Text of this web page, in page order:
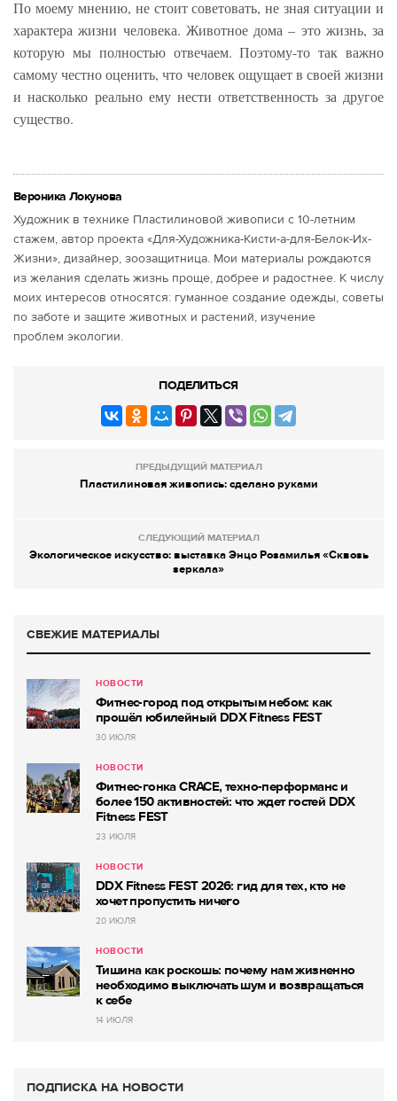
По моему мнению, не стоит советовать, не зная ситуации и
характера жизни человека. Животное дома – это жизнь, за
которую мы полностью отвечаем. Поэтому-то так важно
самому честно оценить, что человек ощущает в своей жизни
и насколько реально ему нести ответственность за другое
существо.
Вероника Локунова
Художник в технике Пластилиновой живописи c 10-летним
стажем, автор проекта «Для-Художника-Кисти-а-для-Белок-Их-
Жизни», дизайнер, зоозащитница. Мои материалы рождаются
из желания сделать жизнь проще, добрее и радостнее. К числу
моих интересов относятся: гуманное создание одежды, советы
по заботе и защите животных и растений, изучение
проблем экологии.
ПОДЕЛИТЬСЯ
ПРЕДЫДУЩИЙ МАТЕРИАЛ
Пластилиновая живопись: сделано руками
СЛЕДУЮЩИЙ МАТЕРИАЛ
Экологическое искусство: выставка Энцо Розамилья «Сквозь
зеркала»
СВЕЖИЕ МАТЕРИАЛЫ
НОВОСТИ
Фитнес-город под открытым небом: как
прошёл юбилейный DDX Fitness FEST
30 ИЮЛЯ
НОВОСТИ
Фитнес-гонка CRACE, техно-перформанс и
более 150 активностей: что ждет гостей DDX
Fitness FEST
23 ИЮЛЯ
НОВОСТИ
DDX Fitness FEST 2026: гид для тех, кто не
хочет пропустить ничего
20 ИЮЛЯ
НОВОСТИ
Тишина как роскошь: почему нам жизненно
необходимо выключать шум и возвращаться
к себе
14 ИЮЛЯ
ПОДПИСКА НА НОВОСТИ